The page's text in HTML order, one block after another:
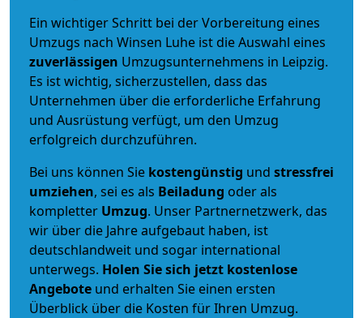
Ein wichtiger Schritt bei der Vorbereitung eines
Umzugs nach Winsen Luhe ist die Auswahl eines
zuverlässigen Umzugsunternehmens in Leipzig.
Es ist wichtig, sicherzustellen, dass das
Unternehmen über die erforderliche Erfahrung
und Ausrüstung verfügt, um den Umzug
erfolgreich durchzuführen.
Bei uns können Sie kostengünstig und stressfrei
umziehen, sei es als Beiladung oder als
kompletter Umzug. Unser Partnernetzwerk, das
wir über die Jahre aufgebaut haben, ist
deutschlandweit und sogar international
unterwegs. Holen Sie sich jetzt kostenlose
Angebote und erhalten Sie einen ersten
Überblick über die Kosten für Ihren Umzug.